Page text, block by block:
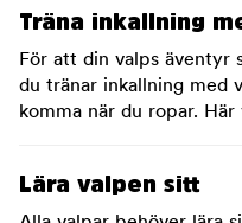
Träna inkallning
För att din valps äventyr
du tränar inkallning med
komma när du ropar.
Lära valpen sitt